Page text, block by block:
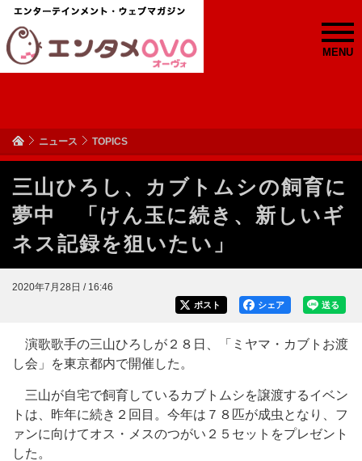
MENU
ニュース TOPICS
三山ひろし、カブトムシの飼育に
夢中 「けん玉に続き、新しいギ
ネス記録を狙いたい」
2020年7月28日 / 16:46
送る
シェア
ポスト
演歌歌手の三山ひろしが２８日、「ミヤマ・カブトお渡
し会」を東京都内で開催した。
三山が自宅で飼育しているカブトムシを譲渡するイベン
トは、昨年に続き２回目。今年は７８匹が成虫となり、フ
ァンに向けてオス・メスのつがい２５セットをプレゼント
した。